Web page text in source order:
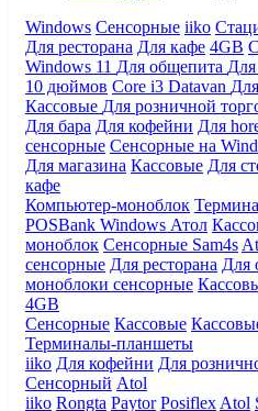
Windows Сенсорные iiko
Для ресторана Для кафе 4GB
Windows 11 Для общепита Для
10 дюймов Core i3 Datavan
Кассовые Для розничной
Для бара Для кофейни Для
сенсорные Сенсорные на
Для магазина Кассовые Для
кафе
Компьютер-моноблок
POSBank Windows Атол
моноблок Сенсорные Sam4s
сенсорные Для ресторана Для
моноблоки сенсорные
4GB
Сенсорные Кассовые
Терминалы-планшеты
iiko Для кофейни Для
Сенсорный Atol
iiko Rongta Paytor Posiflex Atol